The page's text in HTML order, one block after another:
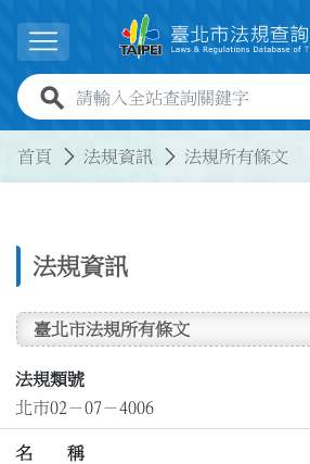
展開選單
全站查詢關鍵字欄位
首頁 法規資訊 法規所有條文
法規資訊
臺北市法規所有條文
法規類號
北市02－07－4006
名 稱